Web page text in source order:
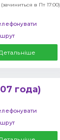
(зачиниться в Пт 17:00)
года)